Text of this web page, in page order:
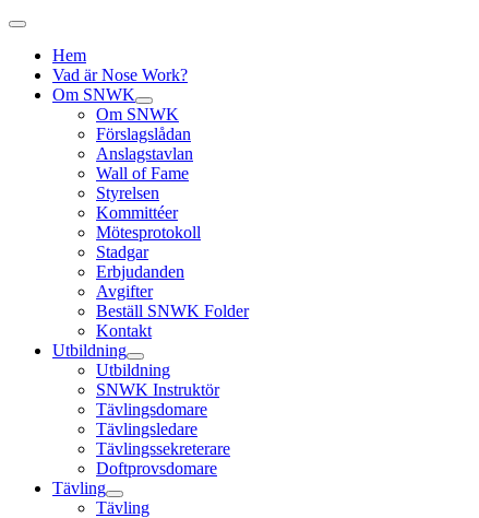
Hem
Vad är Nose Work?
Om SNWK
Om SNWK
Förslagslådan
Anslagstavlan
Wall of Fame
Styrelsen
Kommittéer
Mötesprotokoll
Stadgar
Erbjudanden
Avgifter
Beställ SNWK Folder
Kontakt
Utbildning
Utbildning
SNWK Instruktör
Tävlingsdomare
Tävlingsledare
Tävlingssekreterare
Doftprovsdomare
Tävling
Tävling